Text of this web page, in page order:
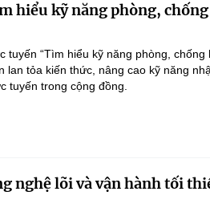
hiểu kỹ năng phòng,
“Tìm hiểu kỹ năng phòng, chống
lan tỏa kiến thức, nâng cao kỹ năng
tuyến trong cộng đồng.
nghệ lõi và vận hành tối